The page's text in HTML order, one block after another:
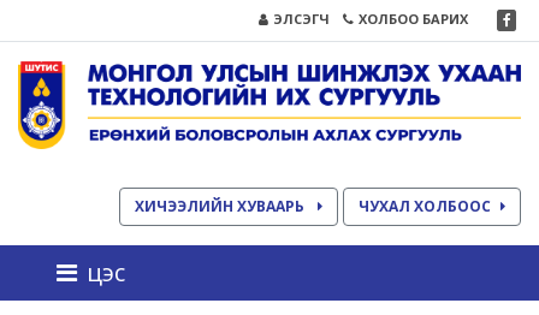
ЭЛСЭГЧ ХОЛБОО БАРИХ
ХИЧЭЭЛИЙН ХУВААРЬ ЧУХАЛ ХОЛБООС
цэс